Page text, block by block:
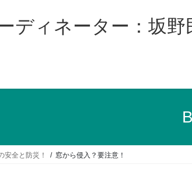
ディネーター：
安全と防災！ 窓から侵入？要注意！